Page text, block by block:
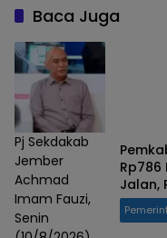
Baca Juga
Pj Sekdakab
Jember
Achmad
Imam Fauzi,
Senin
Jalan,